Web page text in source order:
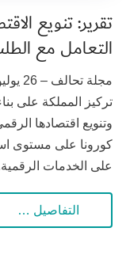
تقرير: تنويع
التعامل مع
تركيز المملكة على بناء
وتنويع اقتصادها
كورونا على مستوى
على الخدمات
التفاصيل …